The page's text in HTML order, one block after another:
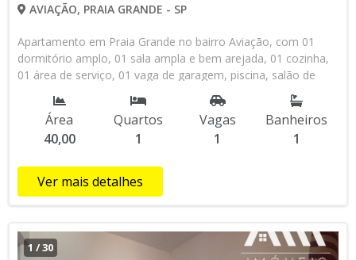
AVIAÇÃO, PRAIA GRANDE - SP
Apartamento em Praia Grande no bairro Aviação, com 01
dormitório amplo, 01 sala ampla e bem arejada, 01 cozinha,
01 área de serviço, 01 vaga de garagem, piscina, salão de
festas, portaria 24 horas, 300 metros da Praia, não perca
essa oportunidade de comprara seu apartamento no bairro
que mais cresce em Praia Grande, agende já uma visita com
um dos nossos corretores!
Área
40,00
Quartos
1
Vagas
1
Banheiros
1
Ver mais detalhes
1 /30